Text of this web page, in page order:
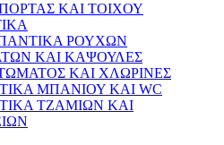
ΚΑΙ ΤΟΙΧΟΥ
ΡΟΥΧΩΝ
ΚΑΙ ΚΑΨΟΥΛΕΣ
ΚΑΙ ΧΛΩΡΙΝΕΣ
ΜΠΑΝΙΟΥ ΚΑΙ WC
ΤΖΑΜΙΩΝ ΚΑΙ